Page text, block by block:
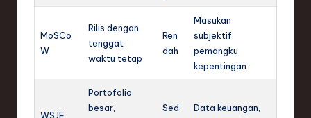
MoSCo
W
Rilis dengan
tenggat
waktu tetap
Ren
dah
Masukan
subjektif
pemangku
kepentingan
WSJF
Portofolio
besar,
Sed
Data keuangan,